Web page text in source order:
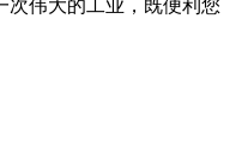
次伟大的工业，既便利您